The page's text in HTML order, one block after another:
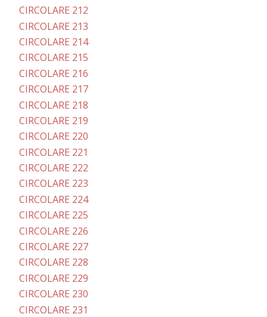
CIRCOLARE 212
CIRCOLARE 213
CIRCOLARE 214
CIRCOLARE 215
CIRCOLARE 216
CIRCOLARE 217
CIRCOLARE 218
CIRCOLARE 219
CIRCOLARE 220
CIRCOLARE 221
CIRCOLARE 222
CIRCOLARE 223
CIRCOLARE 224
CIRCOLARE 225
CIRCOLARE 226
CIRCOLARE 227
CIRCOLARE 228
CIRCOLARE 229
CIRCOLARE 230
CIRCOLARE 231